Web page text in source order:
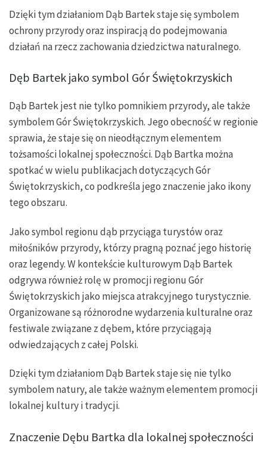
Dzięki tym działaniom Dąb Bartek staje się symbolem
ochrony przyrody oraz inspiracją do podejmowania
działań na rzecz zachowania dziedzictwa naturalnego.
Dęb Bartek jako symbol Gór Świętokrzyskich
Dąb Bartek jest nie tylko pomnikiem przyrody, ale także
symbolem Gór Świętokrzyskich. Jego obecność w regionie
sprawia, że staje się on nieodłącznym elementem
tożsamości lokalnej społeczności. Dąb Bartka można
spotkać w wielu publikacjach dotyczących Gór
Świętokrzyskich, co podkreśla jego znaczenie jako ikony
tego obszaru.
Jako symbol regionu dąb przyciąga turystów oraz
miłośników przyrody, którzy pragną poznać jego historię
oraz legendy. W kontekście kulturowym Dąb Bartek
odgrywa również rolę w promocji regionu Gór
Świętokrzyskich jako miejsca atrakcyjnego turystycznie.
Organizowane są różnorodne wydarzenia kulturalne oraz
festiwale związane z dębem, które przyciągają
odwiedzających z całej Polski.
Dzięki tym działaniom Dąb Bartek staje się nie tylko
symbolem natury, ale także ważnym elementem promocji
lokalnej kultury i tradycji.
Znaczenie Dębu Bartka dla lokalnej społeczności